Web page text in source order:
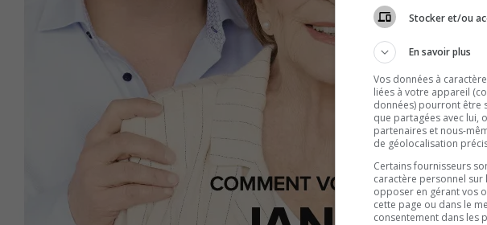
Stocker et/ou
En savoir plus
Vos données à
liées à votre appareil
données) pourront être
que partagées avec lui,
partenaires et nous-
de géolocalisation
Certains fournisseurs
caractère personnel sur
opposer en gérant vos
cette page ou dans le
consentement dans les